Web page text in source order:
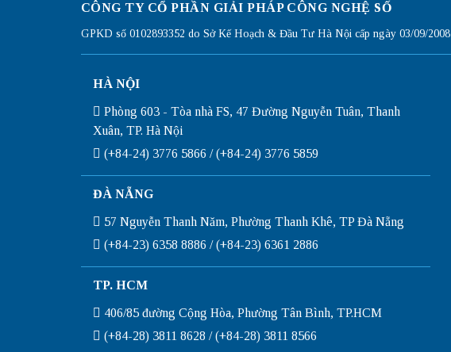
CÔNG TY CỔ PHẦN GIẢI PHÁP CÔNG NGHỆ SỐ
GPKD số 0102893352 do Sở Kế Hoạch & Đầu Tư Hà Nội cấp ngày 03/09/2008
HÀ NỘI
Phòng 603 - Tòa nhà FS, 47 Đường Nguyễn Tuân, Thanh
Xuân, TP. Hà Nội
(+84-24) 3776 5866 / (+84-24) 3776 5859
ĐÀ NẴNG
57 Nguyễn Thanh Năm, Phường Thanh Khê, TP Đà Nẵng
(+84-23) 6358 8886 / (+84-23) 6361 2886
TP. HCM
406/85 đường Cộng Hòa, Phường Tân Bình, TP.HCM
(+84-28) 3811 8628 / (+84-28) 3811 8566